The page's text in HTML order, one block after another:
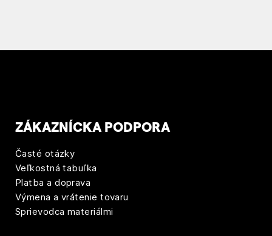
a
í
s
p
e
v
ZÁKAZNÍCKA PODPORA
Časté otázky
Veľkostná tabuľka
Platba a doprava
Výmena a vrátenie tovaru
Sprievodca materiálmi